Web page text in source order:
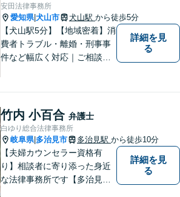
談）】
間相談可（要相談）】
安田法律事務所
愛知県|犬山市 犬山駅 から徒歩5分
【犬山駅5分】【地域密着】消
費者トラブル・離婚・刑事事
件など幅広く対応｜ご相談者
休日・時間外対応可】
詳細を見
る
竹内 小百合 弁護士
白ゆり総合法律事務所
岐阜県| 多治見市 多治見駅 から徒歩10分
【夫婦カウンセラー資格有
り】相談者に寄り添った身近
な法律事務所です【多治見駅
詳細を見
る